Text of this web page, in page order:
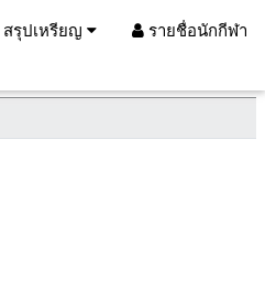
สรุปเหรียญ รายชื่อนักกีฬา